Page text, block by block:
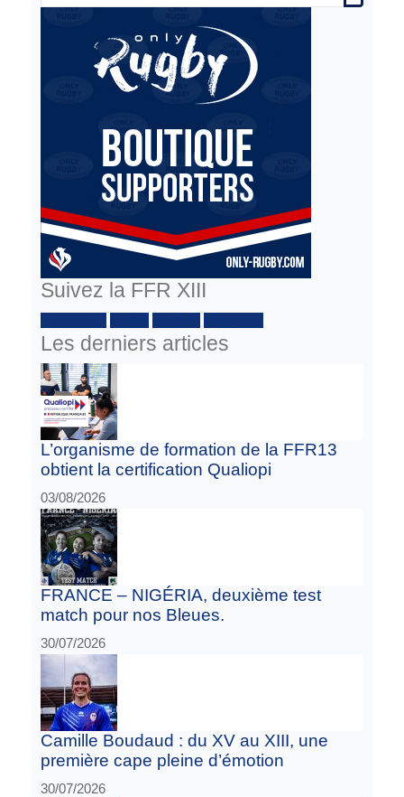
Suivez la FFR XIII
Les derniers articles
L’organisme de formation de la FFR13
obtient la certification Qualiopi
03/08/2026
FRANCE – NIGÉRIA, deuxième test
match pour nos Bleues.
30/07/2026
Camille Boudaud : du XV au XIII, une
première cape pleine d’émotion
30/07/2026